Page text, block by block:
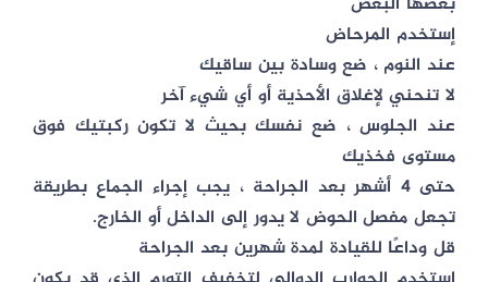
إستخدم المرحاض
عند النوم ، ضع وسادة بين ساقيك
لا تنحني لإغلاق الأحذية أو أي شيء آخر
عند الجلوس ، ضع نفسك بحيث لا تكون ركبتيك فوق
مستوى فخذيك
حتى 4 أشهر بعد الجراحة ، يجب إجراء الجماع بطريقة
تجعل مفصل الحوض لا يدور إلى الداخل أو الخارج.
قل وداعًا للقيادة لمدة شهرين بعد الجراحة